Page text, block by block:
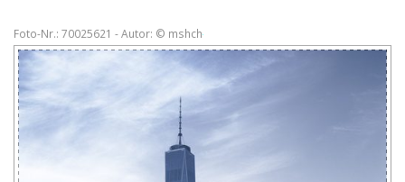
Foto-Nr.: 70025621 - Autor: © mshch